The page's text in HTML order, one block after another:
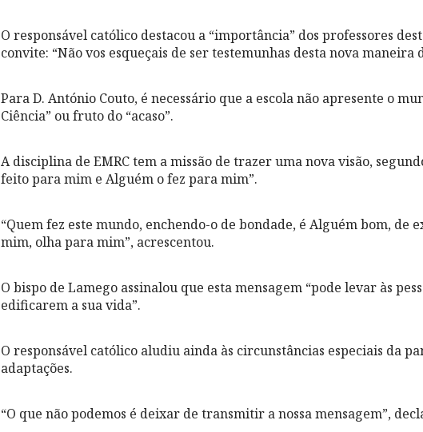
O responsável católico destacou a “importância” dos professores
convite: “Não vos esqueçais de ser testemunhas desta nova maneira
Para D. António Couto, é necessário que a escola não apresente o
Ciência” ou fruto do “acaso”.
A disciplina de EMRC tem a missão de trazer uma nova visão,
feito para mim e Alguém o fez para mim”.
“Quem fez este mundo, enchendo-o de bondade, é Alguém bom, de
mim, olha para mim”, acrescentou.
O bispo de Lamego assinalou que esta mensagem “pode levar às
edificarem a sua vida”.
O responsável católico aludiu ainda às circunstâncias especiais da
adaptações.
“O que não podemos é deixar de transmitir a nossa mensagem”,